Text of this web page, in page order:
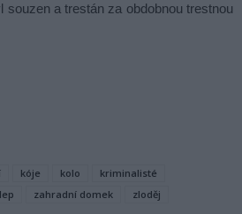
souzen a trestán za obdobnou trestnou
kóje kolo
kriminalisté
zahradní domek zloděj